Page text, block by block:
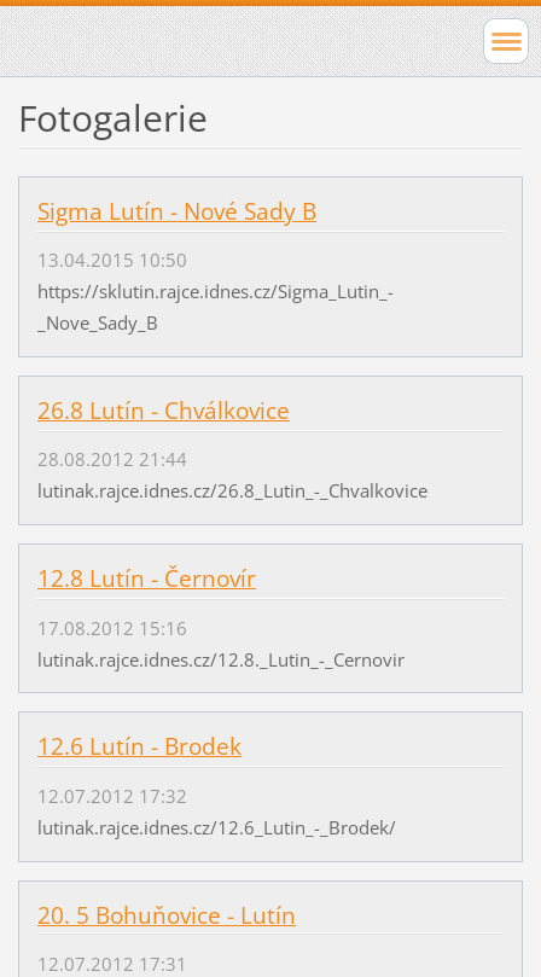
Fotogalerie
Sigma Lutín - Nové Sady B
13.04.2015 10:50
https://sklutin.rajce.idnes.cz/Sigma_Lutin_-
_Nove_Sady_B
26.8 Lutín - Chválkovice
28.08.2012 21:44
lutinak.rajce.idnes.cz/26.8_Lutin_-_Chvalkovice
12.8 Lutín - Černovír
17.08.2012 15:16
lutinak.rajce.idnes.cz/12.8._Lutin_-_Cernovir
12.6 Lutín - Brodek
12.07.2012 17:32
lutinak.rajce.idnes.cz/12.6_Lutin_-_Brodek/
20. 5 Bohuňovice - Lutín
12.07.2012 17:31